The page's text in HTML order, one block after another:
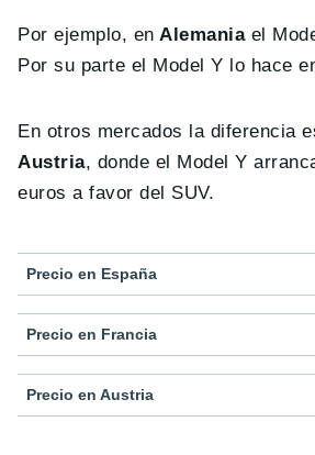
Por ejemplo, en Alemaniael
Por su parte el Model Y lo hace
En otros mercados la diferencia
Austria, donde el Model Y
euros a favor del SUV.
Precio en España
Precio en Francia
Precio en Austria